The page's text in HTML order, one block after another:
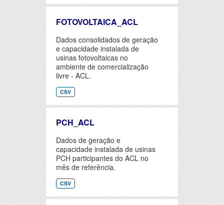
FOTOVOLTAICA_ACL
Dados consolidados de geração
e capacidade instalada de
usinas fotovoltaicas no
ambiente de comercialização
livre - ACL.
CSV
PCH_ACL
Dados de geração e
capacidade instalada de usinas
PCH participantes do ACL no
mês de referência.
CSV